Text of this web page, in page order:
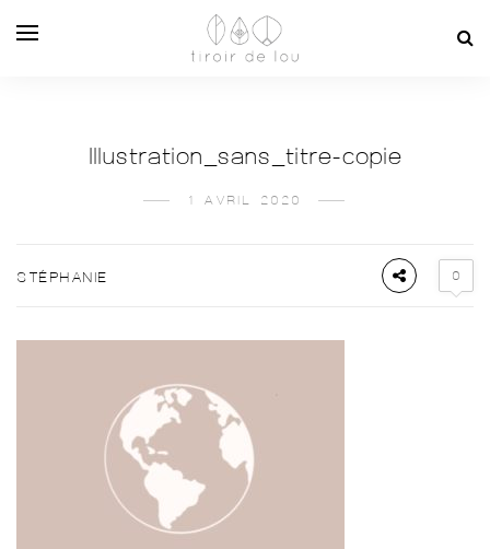
Illustration_sans_titre-copie
1 AVRIL 2020
STÉPHANIE 0